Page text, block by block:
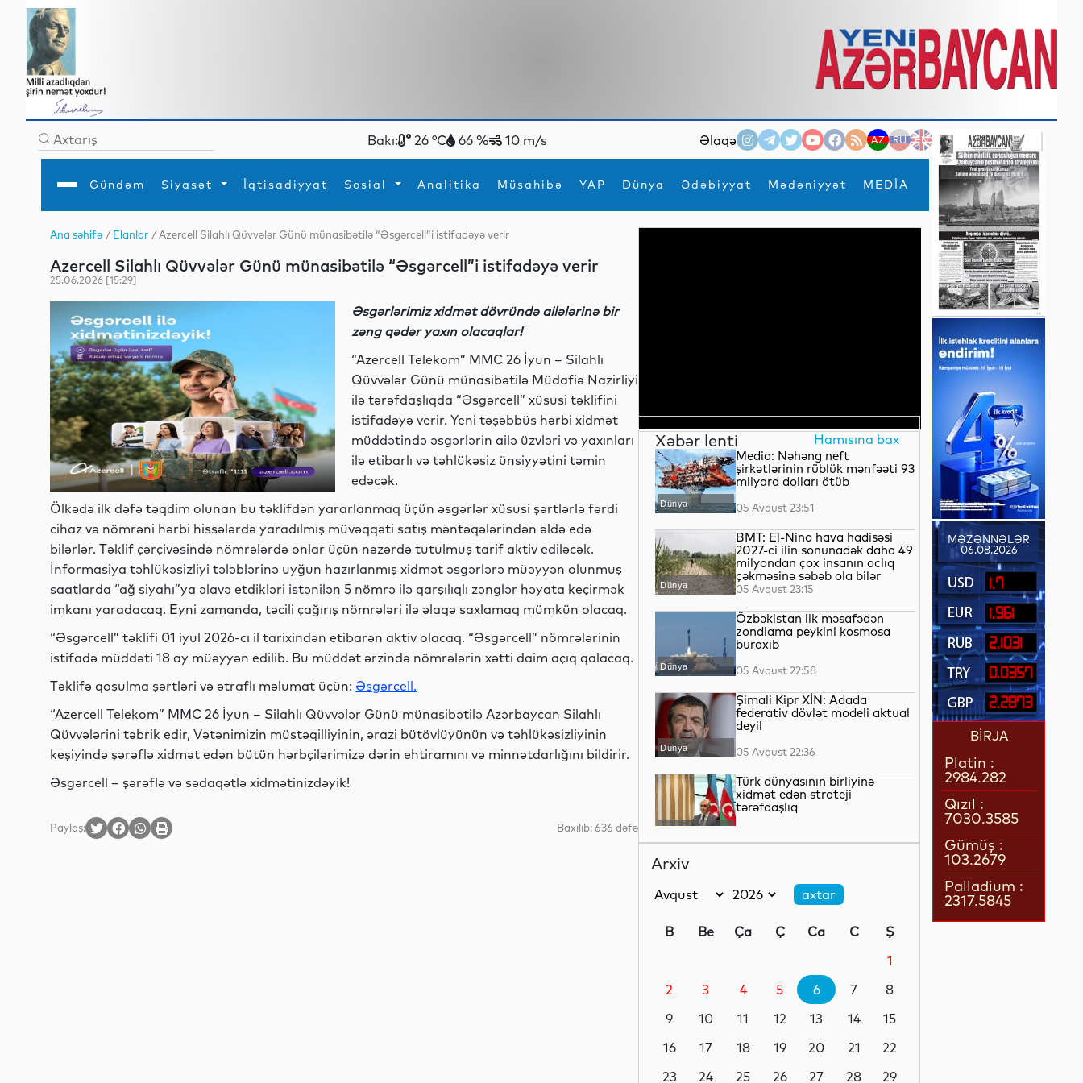
Bakı: 26 °C 66 % 10 m/s Əlaqə AZ RU EN
Gündəm Siyasət İqtisadiyyat Sosial Analitika Müsahibə YAP Dünya Ədəbiyyat Mədəniyyət MEDİA
×
Gündəm
İqtisadiyyat
Analitika
Mədəniyyət
Müsahibə
MEDİA
Xarici siyasətTurizm
Hadisə
İdmanYeni texnologiyalar
Ana səhifə /Elanlar / Azercell Silahlı Qüvvələr Günü münasibətilə “Əsgərcell”i istifadəyə verir
Azercell Silahlı Qüvvələr Günü münasibətilə “Əsgərcell”i istifadəyə verir
25.06.2026 [15:29]
Əsgərlərimiz xidmət dövründə ailələrinə bir
zəng qədər yaxın olacaqlar!
“Azercell Telekom” MMC 26 İyun – Silahlı
Qüvvələr Günü münasibətilə Müdafiə Nazirliyi
ilə tərəfdaşlıqda “Əsgərcell” xüsusi təklifini
istifadəyə verir. Yeni təşəbbüs hərbi xidmət
müddətində əsgərlərin ailə üzvləri və yaxınları
ilə etibarlı və təhlükəsiz ünsiyyətini təmin
edəcək.
Ölkədə ilk dəfə təqdim olunan bu təklifdən yararlanmaq üçün əsgərlər xüsusi şərtlərlə fərdi
cihaz və nömrəni hərbi hissələrdə yaradılmış müvəqqəti satış məntəqələrindən əldə edə
bilərlər. Təklif çərçivəsində nömrələrdə onlar üçün nəzərdə tutulmuş tarif aktiv ediləcək.
İnformasiya təhlükəsizliyi tələblərinə uyğun hazırlanmış xidmət əsgərlərə müəyyən olunmuş
saatlarda “ağ siyahı”ya əlavə etdikləri istənilən 5 nömrə ilə qarşılıqlı zənglər həyata keçirmək
imkanı yaradacaq. Eyni zamanda, təcili çağırış nömrələri ilə əlaqə saxlamaq mümkün olacaq.
“Əsgərcell” təklifi 01 iyul 2026-cı il tarixindən etibarən aktiv olacaq. “Əsgərcell” nömrələrinin
istifadə müddəti 18 ay müəyyən edilib. Bu müddət ərzində nömrələrin xətti daim açıq qalacaq.
Təklifə qoşulma şərtləri və ətraflı məlumat üçün: Əsgərcell.
“Azercell Telekom” MMC 26 İyun – Silahlı Qüvvələr Günü münasibətilə Azərbaycan Silahlı
Qüvvələrini təbrik edir, Vətənimizin müstəqilliyinin, ərazi bütövlüyünün və təhlükəsizliyinin
keşiyində şərəflə xidmət edən bütün hərbçilərimizə dərin ehtiramını və minnətdarlığını bildirir.
Əsgərcell – şərəflə və sədaqətlə xidmətinizdəyik!
Paylaş: Baxılıb: 636 dəfə
Xəbər lenti Hamısına bax
Dünya
Media: Nəhəng neft
şirkətlərinin rüblük mənfəəti 93
milyard dolları ötüb
05 Avqust 23:51
Dünya
BMT: El-Nino hava hadisəsi
2027-ci ilin sonunadək daha 49
milyondan çox insanın aclıq
çəkməsinə səbəb ola bilər
05 Avqust 23:15
Dünya
Özbəkistan ilk məsafədən
zondlama peykini kosmosa
buraxıb
05 Avqust 22:58
Dünya
Şimali Kipr XİN: Adada
federativ dövlət modeli aktual
deyil
05 Avqust 22:36
YAP xəbərləri
Türk dünyasının birliyinə
xidmət edən strateji
tərəfdaşlıq
Dünya
təkzib edib
05 Avqust 21:57
İqtisadiyyat
Qızılın qiyməti 4200 dolları
05 Avqust 21:37
Arxiv
B Be Ça Ç Ca C
Ş
1
2
3 4 5 6 7
8
9
10 11 12 13 14
15
16
17 18 19 20 21
22
23
24 25 26 27 28
29
MƏZƏNNƏLƏR
06.08.2026
1.7
1.961
2.1031
0.0357
2.2873
BİRJA
Platin :
2984.282
Qızıl :
7030.3585
Gümüş :
103.2679
Palladium :
2317.5845